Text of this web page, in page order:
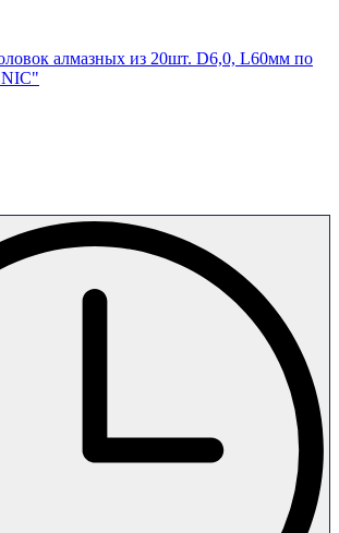
алмазных из 20шт. D6,0, L60мм по